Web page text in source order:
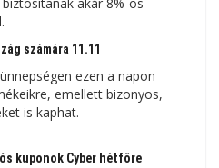
számára 11.11
ezen a napon
emellett bizonyos,
is kaphat.
kuponok Cyber ​​​​hétfőre